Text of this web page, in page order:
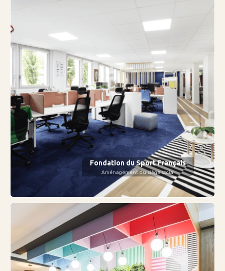
Fondation du Sport Français
Aménagement du siège social